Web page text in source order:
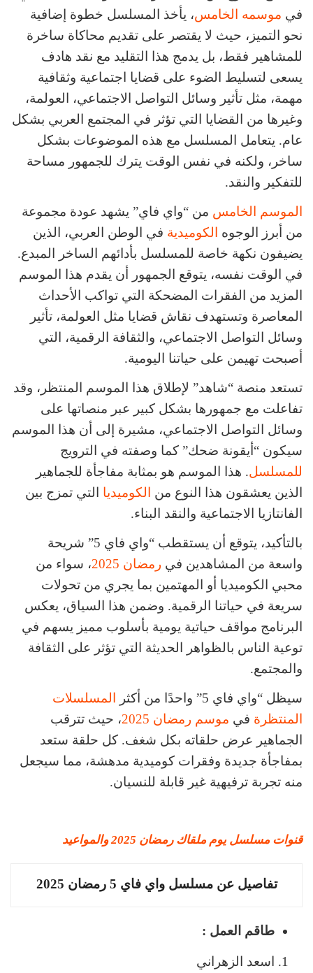
في موسمه الخامس، يأخذ المسلسل خطوة إضافية
نحو التميز، حيث لا يقتصر على تقديم محاكاة ساخرة
للمشاهير فقط، بل يدمج هذا التقليد مع نقد هادف
يسعى لتسليط الضوء على قضايا اجتماعية وثقافية
مهمة، مثل تأثير وسائل التواصل الاجتماعي، العولمة،
وغيرها من القضايا التي تؤثر في المجتمع العربي بشكل
عام. يتعامل المسلسل مع هذه الموضوعات بشكل
ساخر، ولكنه في نفس الوقت يترك للجمهور مساحة
للتفكير والنقد.
الموسم الخامس من “واي فاي” يشهد عودة مجموعة
من أبرز الوجوه
الكوميدية في الوطن العربي، الذين
يضيفون نكهة خاصة للمسلسل بأدائهم الساخر المبدع.
في الوقت نفسه، يتوقع الجمهور أن يقدم هذا الموسم
المزيد من الفقرات المضحكة التي تواكب الأحداث
المعاصرة وتستهدف نقاش قضايا مثل العولمة، تأثير
وسائل التواصل الاجتماعي، والثقافة الرقمية، التي
أصبحت تهيمن على حياتنا اليومية.
تستعد منصة “شاهد” لإطلاق هذا الموسم المنتظر، وقد
تفاعلت مع جمهورها بشكل كبير عبر منصاتها على
وسائل التواصل الاجتماعي، مشيرة إلى أن هذا الموسم
سيكون “أيقونة ضحك” كما وصفته في الترويج
للمسلسل. هذا الموسم هو بمثابة مفاجأة للجماهير
الذين يعشقون هذا النوع من
الكوميديا التي تمزج بين
الفانتازيا الاجتماعية والنقد البناء.
بالتأكيد، يتوقع أن يستقطب “واي فاي 5” شريحة
واسعة من المشاهدين في رمضان 2025
، سواء من
محبي الكوميديا أو المهتمين بما يجري من تحولات
سريعة في حياتنا الرقمية. وضمن هذا السياق، يعكس
البرنامج مواقف حياتية يومية بأسلوب مميز يسهم في
توعية الناس بالظواهر الحديثة التي تؤثر على الثقافة
والمجتمع.
سيظل “واي فاي 5” واحدًا من أكثر
المسلسلات
المنتظرة في موسم رمضان 2025
، حيث تترقب
الجماهير عرض حلقاته بكل شغف. كل حلقة ستعد
بمفاجأة جديدة وفقرات كوميدية مدهشة، مما سيجعل
منه تجربة ترفيهية غير قابلة للنسيان.
قنوات مسلسل يوم ملقاك رمضان 2025 والمواعيد
تفاصيل عن مسلسل واي فاي 5 رمضان 2025
طاقم العمل :
اسعد الزهراني